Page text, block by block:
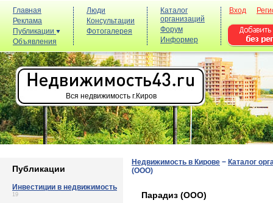
Главная
Реклама
Публикации
Объявления
Люди
Консультации
Фотогалерея
Каталог
организаций
Форум
Информер
Вход
Вся недвижимость г.Киров
Публикации
Инвестиции в недвижимость
19
Недвижимость в Кирове − Каталог
(ООО)
Парадиз (ООО)